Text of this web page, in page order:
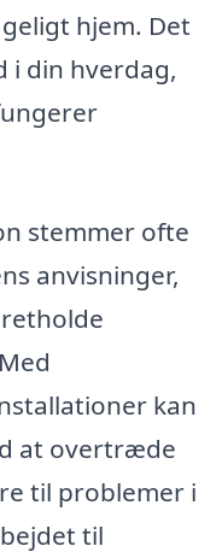
hjem. Det
i din hverdag,
stemmer ofte
anvisninger,
kan
at overtræde
til problemer i
til